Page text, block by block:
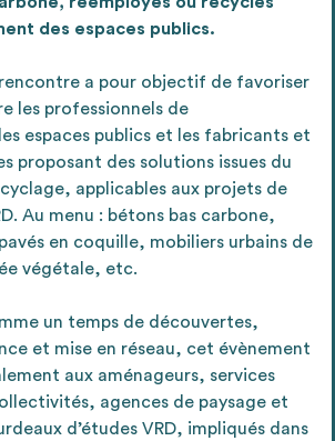
Ajouter les matériaux intéressants à "
Transmettre sa liste de manifestation
Exporter sa liste et ses fiches produits
conception de projet
des espaces publics.
a pour objectif de favoriser
les professionnels de
espaces publics et les fabricants et
proposant des solutions issues du
applicables aux projets de
Au menu : bétons bas carbone,
en coquille, mobiliers urbains de
végétale, etc.
un temps de découvertes,
et mise en réseau, cet évènement
aux aménageurs, services
agences de paysage et
d’études VRD, impliqués dans